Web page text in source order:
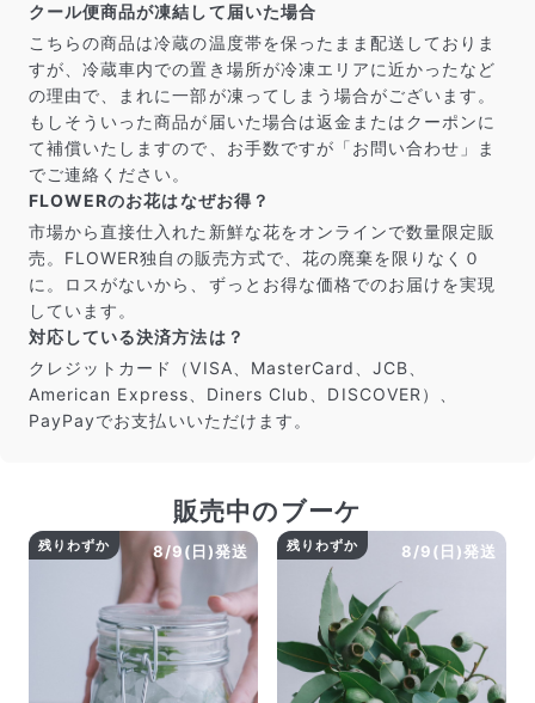
クール便商品が凍結して届いた場合
こちらの商品は冷蔵の温度帯を保ったまま配送しておりま
すが、冷蔵車内での置き場所が冷凍エリアに近かったなど
の理由で、まれに一部が凍ってしまう場合がございます。
もしそういった商品が届いた場合は返金またはクーポンに
て補償いたしますので、お手数ですが「お問い合わせ」ま
でご連絡ください。
FLOWERのお花はなぜお得？
市場から直接仕入れた新鮮な花をオンラインで数量限定販
売。FLOWER独自の販売方式で、花の廃棄を限りなく０
に。ロスがないから、ずっとお得な価格でのお届けを実現
しています。
対応している決済方法は？
クレジットカード（VISA、MasterCard、JCB、
American Express、Diners Club、DISCOVER）、
PayPayでお支払いいただけます。
販売中のブーケ
8/9(日)発送
残りわずか 8/9(日)発送
残りわずか